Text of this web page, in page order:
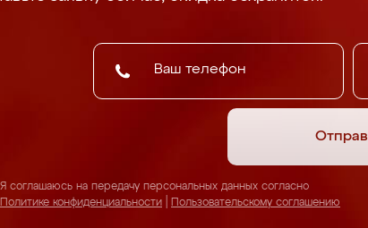
Я соглашаюсь на передачу персональных данных согласно
Политике конфиденциальности
Пользовательскому соглашению